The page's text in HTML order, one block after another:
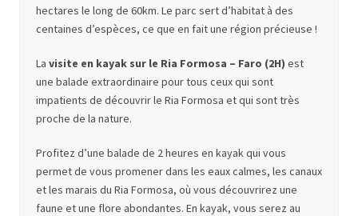
hectares le long de 60km. Le parc sert d’habitat à des
centaines d’espèces, ce que en fait une région précieuse !
La visite en kayak sur le Ria Formosa – Faro (2H) est
une balade extraordinaire pour tous ceux qui sont
impatients de découvrir le Ria Formosa et qui sont très
proche de la nature.
Profitez d’une balade de 2 heures en kayak qui vous
permet de vous promener dans les eaux calmes, les canaux
et les marais du Ria Formosa, où vous découvrirez une
faune et une flore abondantes. En kayak, vous serez au